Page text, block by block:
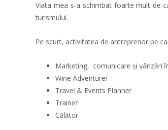
Viata mea s-a schimbat foarte mult de
turismului.
Pe scurt, activitatea de antreprenor pe
Marketing, comunicare și vânzări
Wine Adventurer
Travel & Events Planner
Trainer
Călător